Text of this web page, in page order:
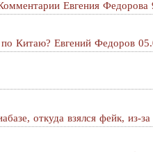
Евгения Федорова
Китаю? Евгений Федоров
откуда взялся фейк, из-